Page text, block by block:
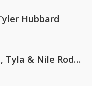
Hubbard
Damiano David, Tyla & Nile Rodgers